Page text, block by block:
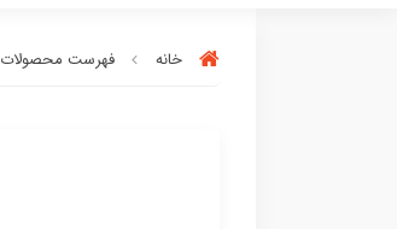
خانه فهرست محصولات